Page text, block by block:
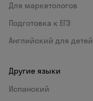
Для маркетологов
Подготовка к ЕГЭ
Английский для детей
Другие языки
Испанский